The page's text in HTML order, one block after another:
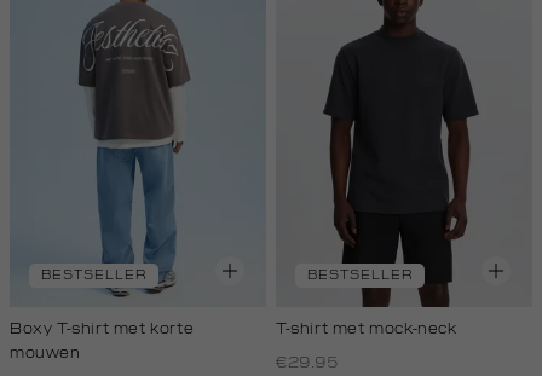
BESTSELLER
Boxy T-shirt met korte
mouwen
BESTSELLER
T-shirt met mock-neck
€29.95